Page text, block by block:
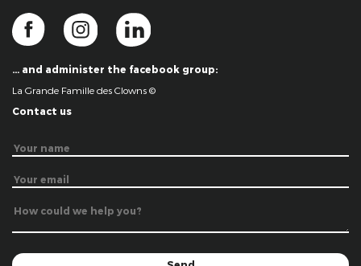
… and administer the facebook group:
La Grande Famille des Clowns ©
Contact us